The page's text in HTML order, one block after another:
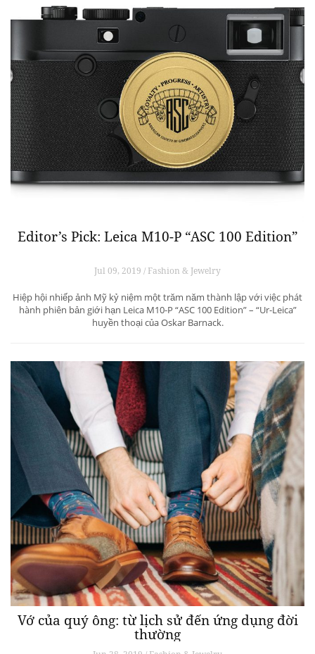
Editor’s Pick: Leica M10-P “ASC 100 Edition”
Jul 09, 2019 / Fashion & Jewelry
Hiệp hội nhiếp ảnh Mỹ kỷ niệm một trăm năm thành lập với việc phát
hành phiên bản giới hạn Leica M10-P “ASC 100 Edition” – “Ur-Leica”
huyền thoại của Oskar Barnack.
Vớ của quý ông: từ lịch sử đến ứng dụng đời
thường